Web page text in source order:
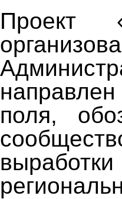
Проект
поля,